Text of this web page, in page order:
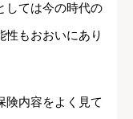
しては今の時代の
性もおおいにあり
険内容をよく見て